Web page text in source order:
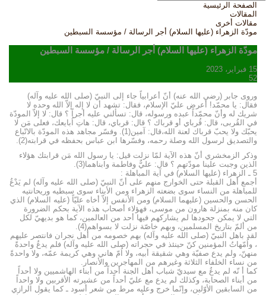
الصفحة الرئيسية
المقالات
مقالات أخرى
مودّة الزهراء (عليها السلام) أجر الرسالة / مؤسسة السبطين
مودّة الزهراء (عليها السلام) أجر الرسالة / مؤسسة السبطين
15 فبراير، 2023
52
وروى جابر (رضي الله عنه) أنّ أعرابياً جاء إلى النبيّ (صلى الله عليه وآله)
فقال: يا محمّد! أعرض عليّ الإسلام، فقال: تشهد أن لا إله إلاّ الله وحده لا
شريك له وأنّ محمّداً عبده ورسوله، قال: تسألني عليه أجراً ؟ قال: لا إلاّ المودّة
في القُربى، قال: قُرباي أو قرباك ؟ قال: قرباي، قال: هاتِ اُبايعك، فعلى مَن لا
يحبّك ولا يحبّ قرباك لعنة الله،قال: آمين(1). وفسّر مجاهد هذه المودّة بالاتّباع
والتصديق لرسول الله وصلة رحمه، وفسّرها ابن عباس بحفظه في قرابته(2).
وذكر الزمخشري أنّ هذه الآية لمّا نزلت قيل: يا رسول الله مَن قرابتك هؤلاء
الذين وجبت علينا مودّتهم ؟ قال: عليٌّ وفاطمة وابناهما(3).
5 ـ الزهراء (عليها السلام) في آية المباهلة :
أجمع أهل القبلة حتى الخوارج منهم على أنّ النبيّ (صلى الله عليه وآله) لم يَدْعُ
للمباهلة من النساء سوى بضعته الزهراء ومن الأبناء سوى سبطيه وريحانتيه
الحسن والحسين (عليهما السلام) ومن الأنفس إلاّ أخاه عليّاً (عليه السلام) الذي
كان منه بمنزلة هارون من موسى، فهؤلاء أصحاب هذه الآية بحكم الضرورة
التي لا يمكن جحودها لم يشاركهم فيها أحد من العالمين، كما هو بديهيّ لكل
من ألمّ بتاريخ المسلمين، وبهم خاصّة نزلت لا بسواهم(4).
لقد باهل النبيّ (صلى الله عليه وآله) بهم خصومه من أهل نجران فانتصر عليهم
، واُمّهاتُ المؤمنين كنّ حينئذ في حجراته (صلى الله عليه وآله) فلم يدعُ واحدةً
منهنّ، ولم يدع صفيّة وهي شقيقة أبيه، ولا اُمّ هاني وهي كريمة عمّه، ولا واحدةً
من نساء الخلفاء الثلاثة وغيرهم من المهاجرين والأنصار.
كما أ نّه لم يدعُ مع سيديّ شباب أهل الجنة أحداً من أبناء الهاشميين ولا أحداً
من أبناء الصحابة، وكذلك لم يدع مع عليّ أحداً من عشيرته الأقربين ولا واحداً
من السابقين الأوّلين، وإنّما خرج وعليه مرط من شعر أسود ـ كما يقول الرازي